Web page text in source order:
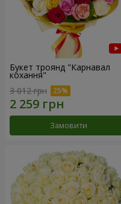
Букет троянд "Карнавал
кохання"
3 012 грн
Замовити